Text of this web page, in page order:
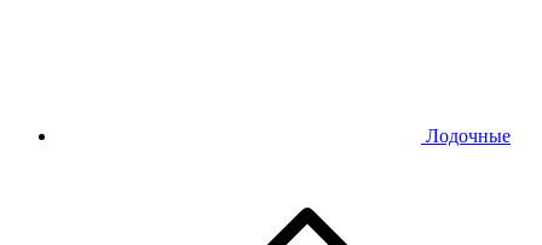
Лодочные